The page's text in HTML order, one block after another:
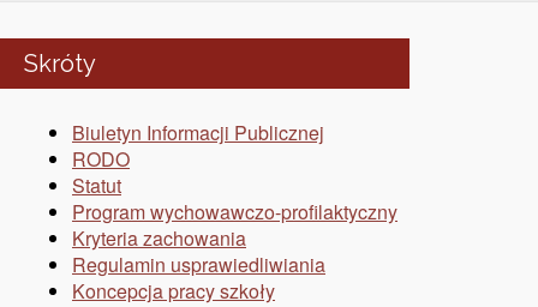
Skróty
Biuletyn Informacji Publicznej
RODO
Statut
Program wychowawczo-profilaktyczny
Kryteria zachowania
Regulamin usprawiedliwiania
Koncepcja pracy szkoły